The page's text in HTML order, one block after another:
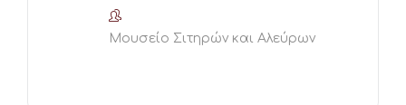
Μουσείο Σιτηρών και Αλεύρων